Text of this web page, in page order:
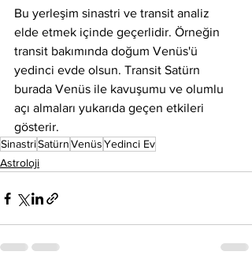
Bu yerleşim sinastri ve transit analiz
elde etmek içinde geçerlidir. Örneğin
transit bakımında doğum Venüs'ü
yedinci evde olsun. Transit Satürn
burada Venüs ile kavuşumu ve olumlu
açı almaları yukarıda geçen etkileri
gösterir.
SinastriSatürnVenüsYedinci Ev
Astroloji